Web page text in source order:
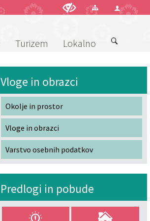
Turizem Lokalno
Vloge in obrazci
Okolje in prostor
Vloge in obrazci
Varstvo osebnih podatkov
Predlogi in pobude